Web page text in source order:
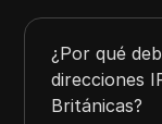
¿Por qué
direcciones
Británicas?